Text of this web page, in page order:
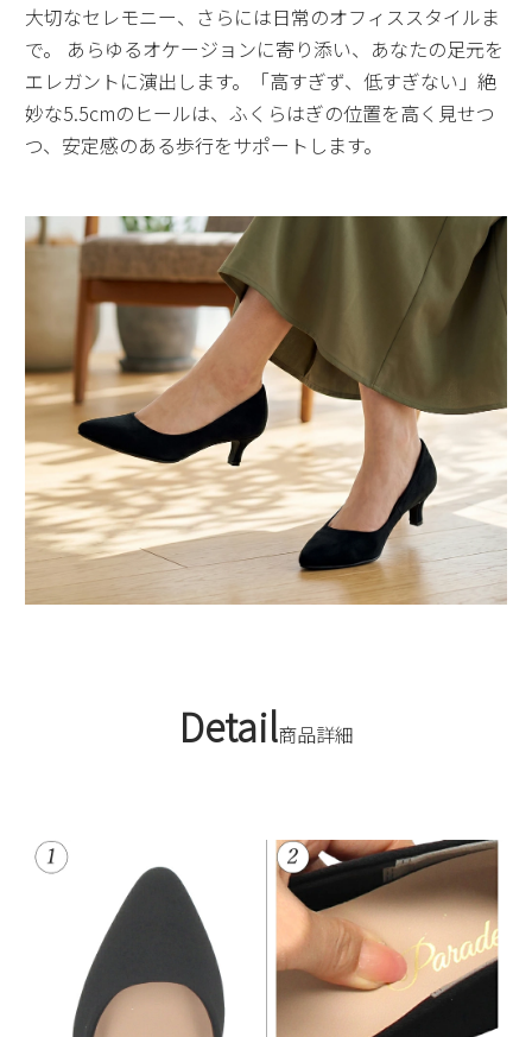
大切なセレモニー、さらには日常のオフィススタイルま
で。 あらゆるオケージョンに寄り添い、あなたの足元を
エレガントに演出します。「高すぎず、低すぎない」絶
妙な5.5cmのヒールは、ふくらはぎの位置を高く見せつ
つ、安定感のある歩行をサポートします。
Detail商品詳細